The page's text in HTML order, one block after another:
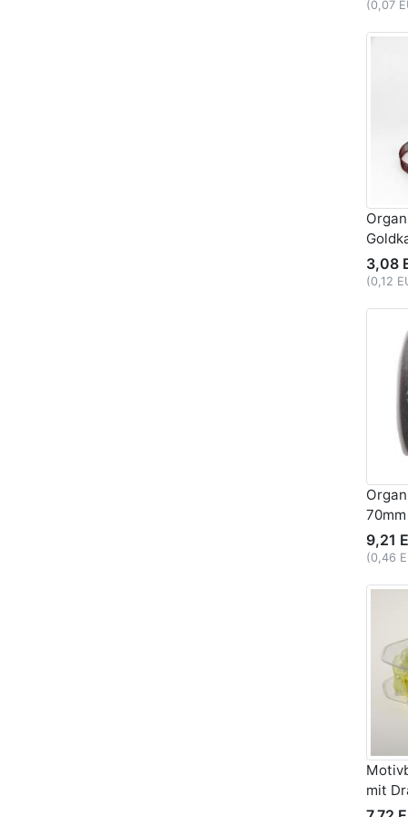
(0,07
3,08
(0,12
70mm
9,21
(0,46
mit